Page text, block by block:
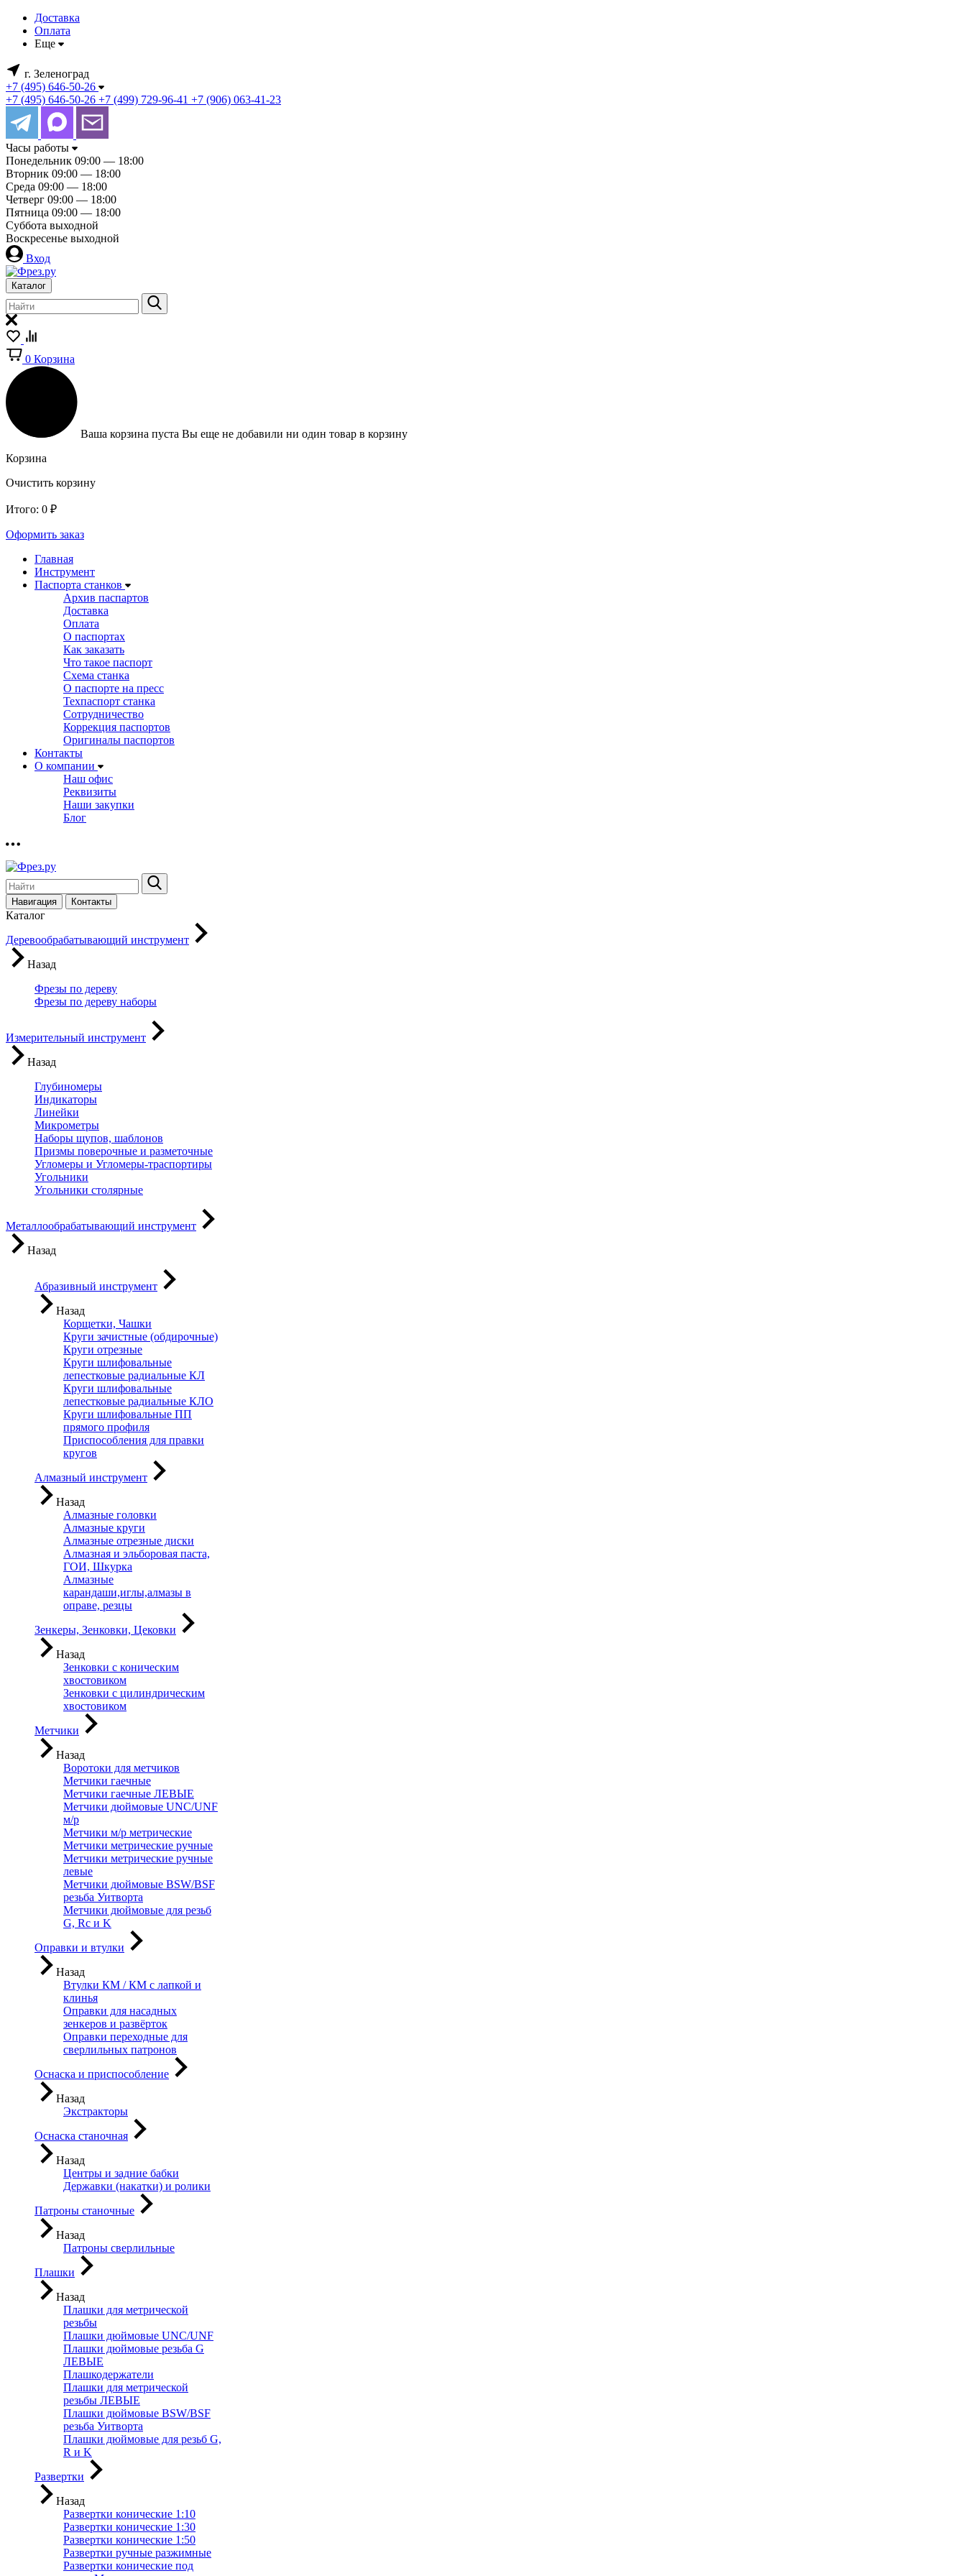
Доставка
Оплата
Еще
г. Зеленоград
+7 (495) 646-50-26
+7 (495) 646-50-26 +7 (499) 729-96-41 +7 (906) 063-41-23
Часы работы
Понедельник 09:00 — 18:00
Вторник 09:00 — 18:00
Среда 09:00 — 18:00
Четверг 09:00 — 18:00
Пятница 09:00 — 18:00
Суббота выходной
Воскресенье выходной
Вход
Каталог
0 Корзина
Ваша корзина пуста Вы еще не добавили ни один товар в корзину
Корзина
Очистить корзину
Итого: 0 ₽
Оформить заказ
Главная
Инструмент
Паспорта станков
Архив паспартов
Доставка
Оплата
О паспортах
Как заказать
Что такое паспорт
Схема станка
О паспорте на пресс
Техпаспорт станка
Сотрудничество
Коррекция паспортов
Оригиналы паспортов
Контакты
О компании
Наш офис
Реквизиты
Наши закупки
Блог
Навигация Контакты
Каталог
Деревообрабатывающий инструмент
Назад
Фрезы по дереву
Фрезы по дереву наборы
Измерительный инструмент
Назад
Глубиномеры
Индикаторы
Линейки
Микрометры
Наборы щупов, шаблонов
Призмы поверочные и разметочные
Угломеры и Угломеры-траспортиры
Угольники
Угольники столярные
Металлообрабатывающий инструмент
Назад
Абразивный инструмент
Назад
Корщетки, Чашки
Круги зачистные (обдирочные)
Круги отрезные
Круги шлифовальные
лепестковые радиальные КЛ
Круги шлифовальные
лепестковые радиальные КЛО
Круги шлифовальные ПП
прямого профиля
Приспособления для правки
кругов
Алмазный инструмент
Назад
Алмазные головки
Алмазные круги
Алмазные отрезные диски
Алмазная и эльборовая паста,
ГОИ, Шкурка
Алмазные
карандаши,иглы,алмазы в
оправе, резцы
Зенкеры, Зенковки, Цековки
Назад
Зенковки с коническим
хвостовиком
Зенковки с цилиндрическим
хвостовиком
Метчики
Назад
Воротоки для метчиков
Метчики гаечные
Метчики гаечные ЛЕВЫЕ
Метчики дюймовые UNC/UNF
м/р
Метчики м/р метрические
Метчики метрические ручные
Метчики метрические ручные
левые
Метчики дюймовые BSW/BSF
резьба Уитворта
Метчики дюймовые для резьб
G, Rc и K
Оправки и втулки
Назад
Втулки КМ / КМ с лапкой и
клинья
Оправки для насадных
зенкеров и развёрток
Оправки переходные для
сверлильных патронов
Оснаска и приспособление
Назад
Экстракторы
Оснаска станочная
Назад
Центры и задние бабки
Державки (накатки) и ролики
Патроны станочные
Назад
Патроны сверлильные
Плашки
Назад
Плашки для метрической
резьбы
Плашки дюймовые UNC/UNF
Плашки дюймовые резьба G
ЛЕВЫЕ
Плашкодержатели
Плашки для метрической
резьбы ЛЕВЫЕ
Плашки дюймовые BSW/BSF
резьба Уитворта
Плашки дюймовые для резьб G,
R и K
Развертки
Назад
Развертки конические 1:10
Развертки конические 1:30
Развертки конические 1:50
Развертки ручные разжимные
Развертки конические под